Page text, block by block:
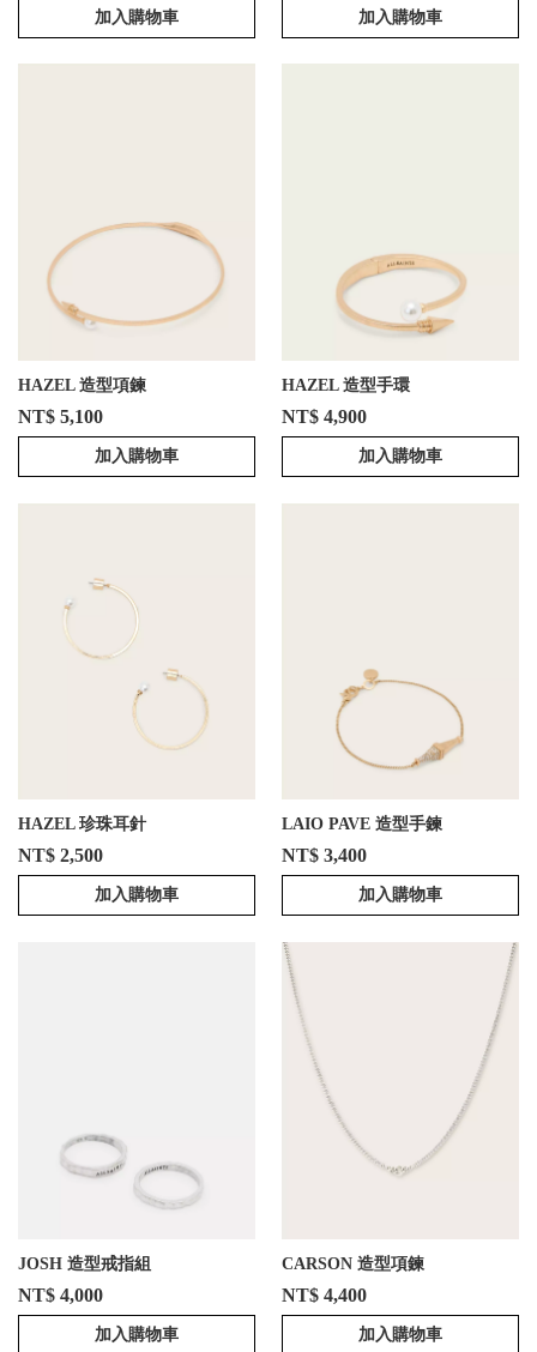
加入購物車 加入購物車
HAZEL 造型項鍊
NT$ 5,100
加入購物車
HAZEL 造型手環
NT$ 4,900
加入購物車
HAZEL 珍珠耳針
NT$ 2,500
加入購物車
LAIO PAVE 造型手鍊
NT$ 3,400
加入購物車
JOSH 造型戒指組
NT$ 4,000
加入購物車
CARSON 造型項鍊
NT$ 4,400
加入購物車